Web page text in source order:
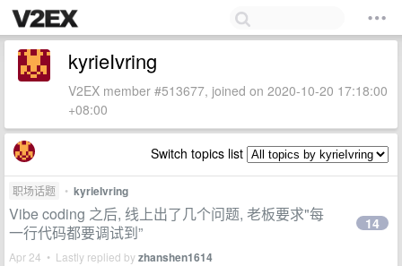
kyrieIvring
V2EX member #513677, joined on 2020-10-20 17:18:00
+08:00
Switch topics list
职场话题 • kyrieIvring
Vibe coding 之后, 线上出了几个问题, 老板要求"每
一行代码都要调试到”
Apr 24 • Lastly replied byzhanshen1614
14